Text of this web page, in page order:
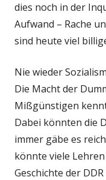
dies noch in der
Aufwand – Rache
sind heute viel
Nie wieder
Die Macht der
Mißgünstigen
Dabei könnten die
immer gäbe es
könnte viele
Geschichte der